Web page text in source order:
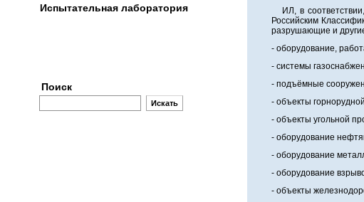
Испытательная лаборатория
Поиск
ИЛ, в
Российским
разрушающие и
- оборудование,
- системы
- подъёмные
- объекты
- объекты угольной
- оборудование
- оборудование
- оборудование
- объекты